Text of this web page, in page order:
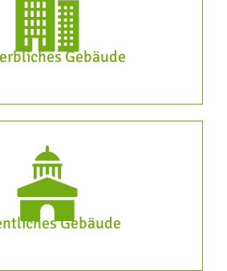
Gebäude
Gebäude